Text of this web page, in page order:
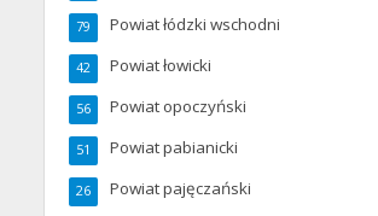
Powiat łódzki wschodni
79
Powiat łowicki
42
Powiat opoczyński
56
Powiat pabianicki
51
Powiat pajęczański
26